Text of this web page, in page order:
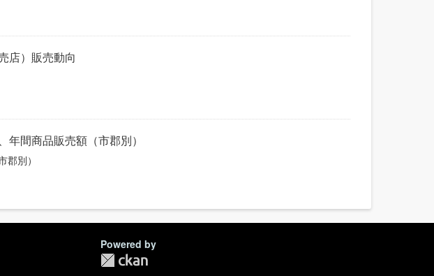
店）販売動向
間商品販売額（市郡別）
別）
Powered by